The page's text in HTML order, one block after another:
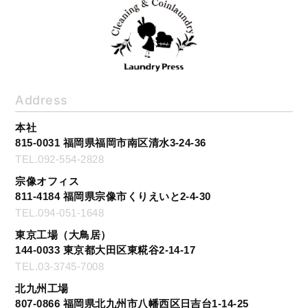
Address
本社
815-0031 福岡県福岡市南区清水3-24-36
TEL.092-554-2828
宗像オフィス
811-4184 福岡県宗像市くりえいと2-4-30
TEL.094-051-1648
東京工場（大鳥居）
144-0033 東京都大田区東糀谷2-14-17
TEL.03-3745-7008
北九州工場
807-0866 福岡県北九州市八幡西区日吉台1-14-25